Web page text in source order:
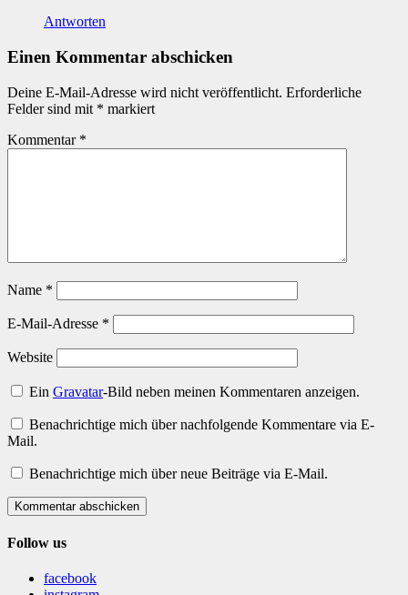
Antworten
Einen Kommentar abschicken
Deine E-Mail-Adresse wird nicht veröffentlicht. Erforderliche
Felder sind mit * markiert
Kommentar *
Name *
E-Mail-Adresse *
Website
EinGravatar-Bild neben meinen Kommentaren anzeigen.
Benachrichtige mich über nachfolgende Kommentare via E-
Mail.
Benachrichtige mich über neue Beiträge via E-Mail.
Kommentar abschicken
Follow us
facebook